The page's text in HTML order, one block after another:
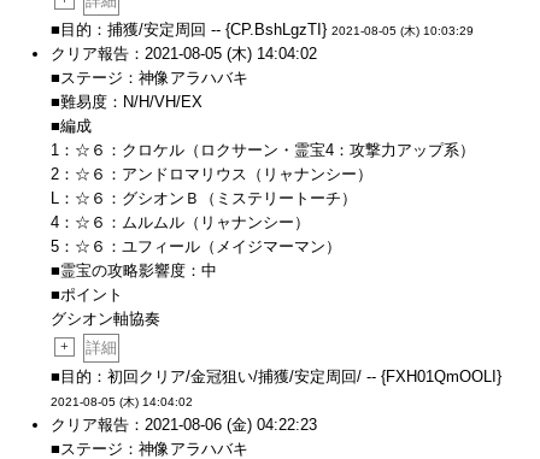
■目的：捕獲/安定周回 -- {CP.BshLgzTI} 2021-08-05 (木) 10:03:29
クリア報告：2021-08-05 (木) 14:04:02
■ステージ：神像アラハバキ
■難易度：N/H/VH/EX
■編成
1：☆６：クロケル（ロクサーン・霊宝4：攻撃力アップ系）
2：☆６：アンドロマリウス（リャナンシー）
L：☆６：グシオンＢ（ミステリートーチ）
4：☆６：ムルムル（リャナンシー）
5：☆６：ユフィール（メイジマーマン）
■霊宝の攻略影響度：中
■ポイント
グシオン軸協奏
+
詳細
■目的：初回クリア/金冠狙い/捕獲/安定周回/ -- {FXH01QmOOLI}
2021-08-05 (木) 14:04:02
クリア報告：2021-08-06 (金) 04:22:23
■ステージ：神像アラハバキ